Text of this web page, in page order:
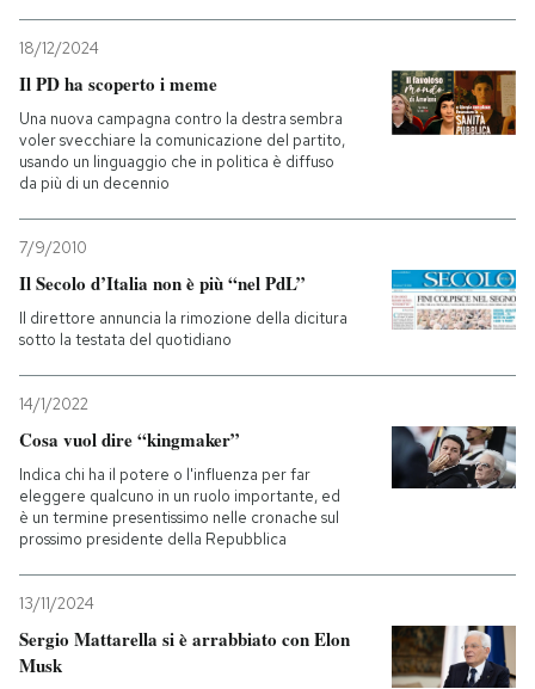
18/12/2024
Il PD ha scoperto i meme
Una nuova campagna contro la destra sembra
voler svecchiare la comunicazione del partito,
usando un linguaggio che in politica è diffuso
da più di un decennio
7/9/2010
Il Secolo d’Italia non è più “nel PdL”
Il direttore annuncia la rimozione della dicitura
sotto la testata del quotidiano
14/1/2022
Cosa vuol dire “kingmaker”
Indica chi ha il potere o l'influenza per far
eleggere qualcuno in un ruolo importante, ed
è un termine presentissimo nelle cronache sul
prossimo presidente della Repubblica
13/11/2024
Sergio Mattarella si è arrabbiato con Elon
Musk